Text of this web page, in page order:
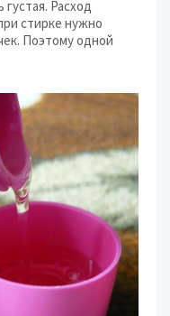
Расход
стирке нужно
Поэтому одной